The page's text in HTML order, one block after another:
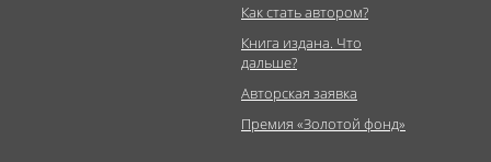
Как стать автором?
Книга издана. Что
дальше?
Авторская заявка
Премия «Золотой фонд»